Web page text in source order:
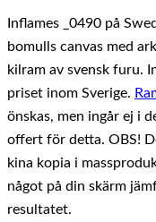
Inflames _0490 på
bomulls canvas med
kilram av svensk furu.
priset inom Sverige.
önskas, men ingår ej i
offert för detta. OBS!
kina kopia i
något på din skärm
resultatet.